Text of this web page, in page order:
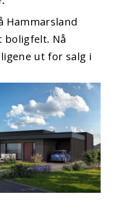
Hammarsland
boligfelt. Nå
ut for salg i